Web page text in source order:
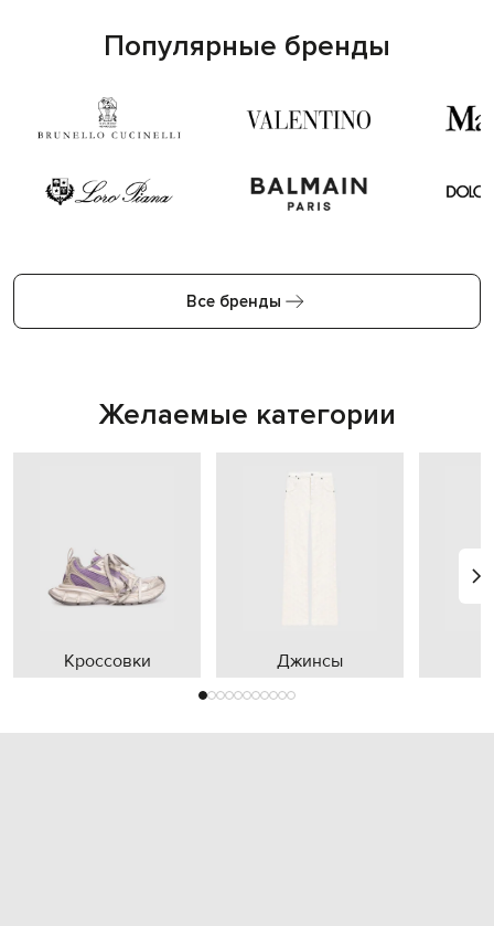
Популярные бренды
Все бренды
Желаемые категории
Кроссовки Джинсы